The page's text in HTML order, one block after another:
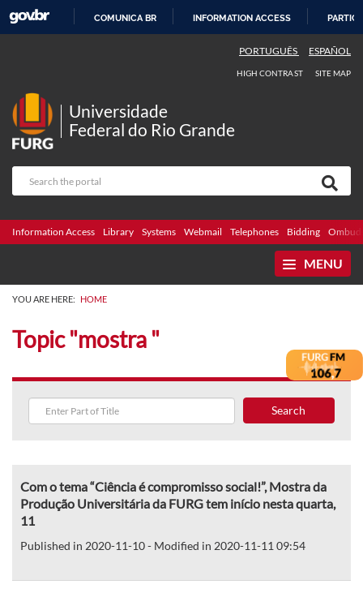
COMUNICA BR INFORMATION ACCESS
PORTUGUÊS ESPAÑOL
HIGH CONTRAST SITE MAP
Universidade
Federal do Rio Grande
Information Access Library Systems Webmail Telephones Bidding
MENU
YOU ARE HERE: HOME
Topic "mostra "
Search
Com o tema “Ciência é compromisso social!”, Mostra da
Produção Universitária da FURG tem início nesta quarta,
11
Published in 2020-11-10 - Modified in 2020-11-11 09:54